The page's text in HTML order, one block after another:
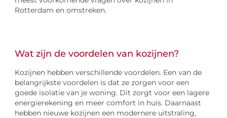
Rotterdam en omstreken.
Wat zijn de voordelen van kozijnen?
Kozijnen hebben verschillende voordelen. Een van de
belangrijkste voordelen is dat ze zorgen voor een
goede isolatie van je woning. Dit zorgt voor een lagere
energierekening en meer comfort in huis. Daarnaast
hebben nieuwe kozijnen een modernere uitstraling,